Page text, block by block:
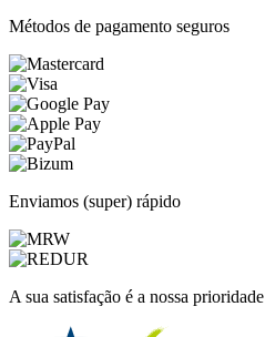
Métodos de pagamento seguros
Enviamos (super) rápido
A sua satisfação é a nossa prioridade